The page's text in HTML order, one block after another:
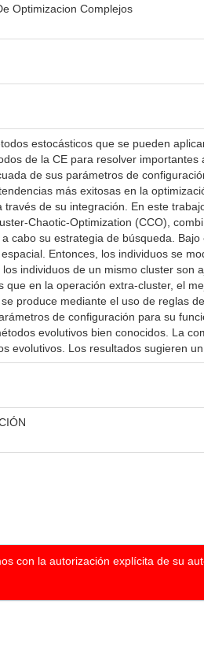
Optimizacion Complejos
estocásticos que se pueden
de la CE para resolver
de sus parámetros de
más exitosas en la
de su integración. En este
Chaotic-Optimization (CCO),
cabo su estrategia de búsqueda.
Entonces, los individuos se
individuos de un mismo cluster son
en la operación extra-cluster, el
produce mediante el uso de reglas
de configuración para su
evolutivos bien conocidos. La
Los resultados sugieren
con la autorización explícita de su